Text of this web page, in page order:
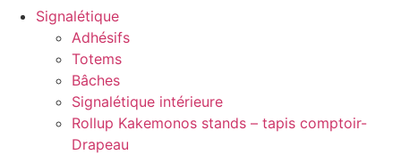
Signalétique
Adhésifs
Totems
Bâches
Signalétique intérieure
Rollup Kakemonos stands – tapis comptoir-
Drapeau